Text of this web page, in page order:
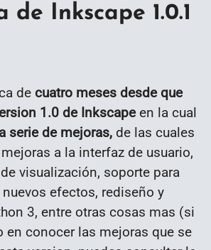
de Inkscape 1.0.1
de cuatro meses desde que
1.0 de Inkscapeen la cual
serie de mejoras, de las cuales
a la interfaz de usuario,
visualización, soporte para
efectos, rediseño y
3, entre otras cosas mas (si
en conocer las mejoras que se